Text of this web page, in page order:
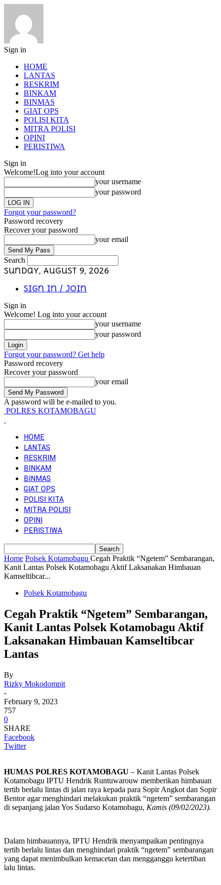
Sign in
HOME
LANTAS
RESKRIM
BINKAM
BINMAS
GIAT OPS
POLISI KITA
MITRA POLISI
OPINI
PERISTIWA
Sign in
Welcome!Log into your account
your username
your password
Forgot your password?
Password recovery
Recover your password
your email
Search
Sunday, August 9, 2026
Sign in / Join
Sign in
Welcome! Log into your account
your username
your password
Forgot your password? Get help
Password recovery
Recover your password
your email
A password will be e-mailed to you.
POLRES KOTAMOBAGU
HOME
LANTAS
RESKRIM
BINKAM
BINMAS
GIAT OPS
POLISI KITA
MITRA POLISI
OPINI
PERISTIWA
Home Polsek Kotamobagu Cegah Praktik “Ngetem” Sembarangan,
Kanit Lantas Polsek Kotamobagu Aktif Laksanakan Himbauan
Kamseltibcar...
Polsek Kotamobagu
Cegah Praktik “Ngetem” Sembarangan,
Kanit Lantas Polsek Kotamobagu Aktif
Laksanakan Himbauan Kamseltibcar
Lantas
By
Rizky Mokodompit
-
February 9, 2023
757
0
SHARE
Facebook
Twitter
HUMAS POLRES KOTAMOBAGU – Kanit Lantas Polsek
Kotamobagu IPTU Hendrik Runtuwarouw memberikan himbauan
tertib berlalu lintas di jalan raya kepada para Sopir Angkot dan Sopir
Bentor agar menghindari melakukan praktik “ngetem” sembarangan
di sepanjang jalan Yos Sudarso Kotamobagu, Kamis (09/02/2023).
Dalam himbauannya, IPTU Hendrik menyampaikan pentingnya
tertib berlalu lintas dan menghindari praktik “ngetem” sembarangan
yang dapat menimbulkan kemacetan dan mengganggu ketertiban
lalu lintas.